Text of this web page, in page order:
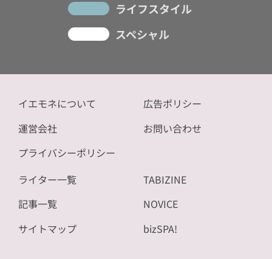
ライフスタイル
スペシャル
イエモネについて
運営会社
プライバシーポリシー
広告ポリシー
お問い合わせ
ライター一覧
記事一覧
サイトマップ
TABIZINE
NOVICE
bizSPA!